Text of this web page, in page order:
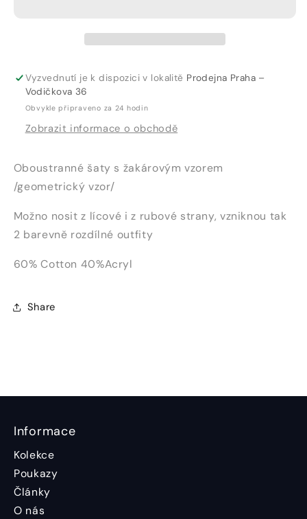
Vyzvednutí je k dispozici v lokalitě Prodejna Praha –
Vodičkova 36
Obvykle připraveno za 24 hodin
Zobrazit informace o obchodě
Oboustranné šaty s žakárovým vzorem
/geometrický vzor/
Možno nosit z lícové i z rubové strany, vzniknou tak
2 barevně rozdílné outfity
60% Cotton 40%Acryl
Share
Informace
Kolekce
Poukazy
Články
O nás